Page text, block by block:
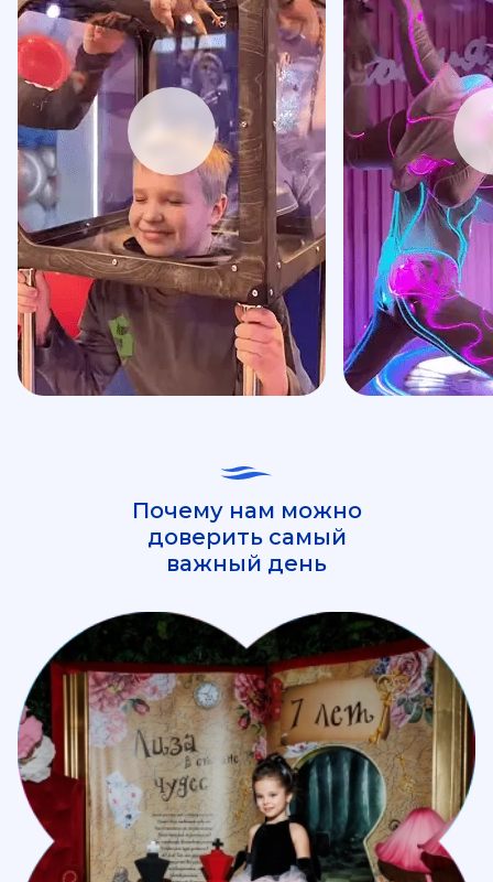
Почему нам можно
доверить самый
важный день